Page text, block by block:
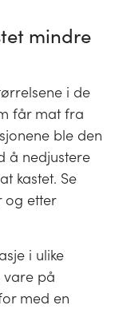
mindre
i de
får mat fra
ble den
å nedjustere
kastet. Se
og etter
i ulike
vare på
med en